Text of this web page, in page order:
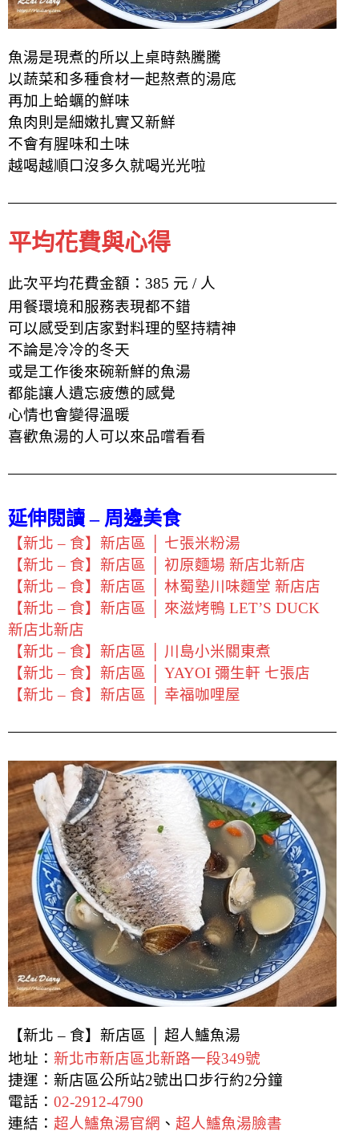
魚湯是現煮的所以上桌時熱騰騰
以蔬菜和多種食材一起熬煮的湯底
再加上蛤蠣的鮮味
魚肉則是細嫩扎實又新鮮
不會有腥味和土味
越喝越順口沒多久就喝光光啦
平均花費與心得
此次平均花費金額：385 元 / 人
用餐環境和服務表現都不錯
可以感受到店家對料理的堅持精神
不論是冷冷的冬天
或是工作後來碗新鮮的魚湯
都能讓人遺忘疲憊的感覺
心情也會變得溫暖
喜歡魚湯的人可以來品嚐看看
延伸閱讀 – 周邊美食
【新北 – 食】新店區 │ 七張米粉湯
【新北 – 食】新店區 │ 初原麵場 新店北新店
【新北 – 食】新店區 │ 林蜀塾川味麵堂 新店店
【新北 – 食】新店區 │ 來滋烤鴨 LET’S DUCK
新店北新店
【新北 – 食】新店區 │ 川島小米關東煮
【新北 – 食】新店區 │ YAYOI 彌生軒 七張店
【新北 – 食】新店區 │ 幸福咖哩屋
【新北 – 食】新店區 │ 超人鱸魚湯
地址： 新北市新店區北新路一段349號
捷運：新店區公所站2號出口步行約2分鐘
電話： 02-2912-4790
連結： 超人鱸魚湯官網 、 超人鱸魚湯臉書